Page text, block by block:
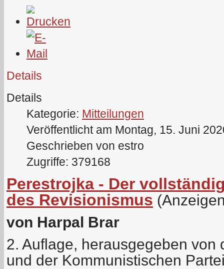
Details
Details
Kategorie: Mitteilungen
Veröffentlicht am Montag, 15. Juni
Geschrieben von estro
Zugriffe: 379168
Perestrojka - Der
des Revisionismus
von Harpal Brar
2. Auflage, herausgegeben von
und der Kommunistischen